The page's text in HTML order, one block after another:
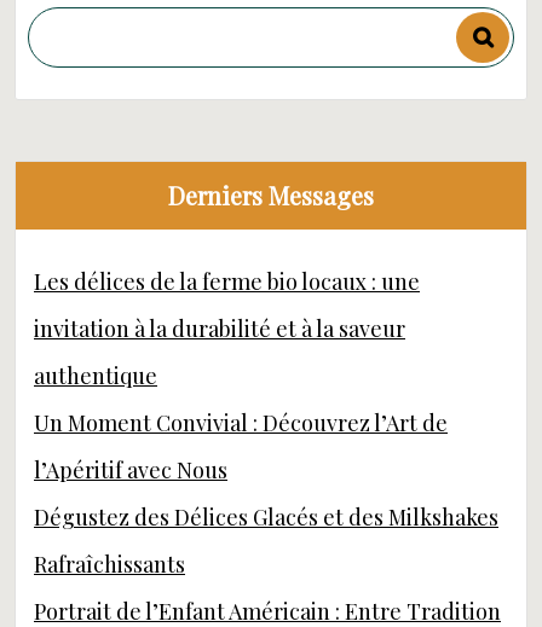
Derniers Messages
Les délices de la ferme bio locaux : une
invitation à la durabilité et à la saveur
authentique
Un Moment Convivial : Découvrez l’Art de
l’Apéritif avec Nous
Dégustez des Délices Glacés et des Milkshakes
Rafraîchissants
Portrait de l’Enfant Américain : Entre Tradition